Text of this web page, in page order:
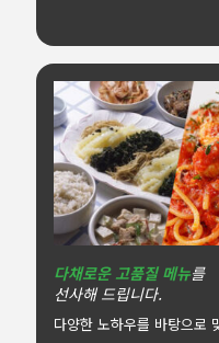
다채로운 고품질 메뉴를
선사해 드립니다.
다양한 노하우를 바탕으로